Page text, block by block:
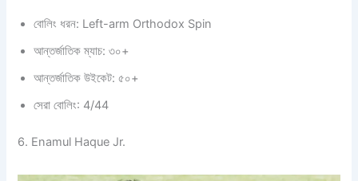
বোলিং ধরন: Left-arm Orthodox Spin
আন্তর্জাতিক ম্যাচ: ৩০+
আন্তর্জাতিক উইকেট: ৫০+
সেরা বোলিং: 4/44
6. Enamul Haque Jr.